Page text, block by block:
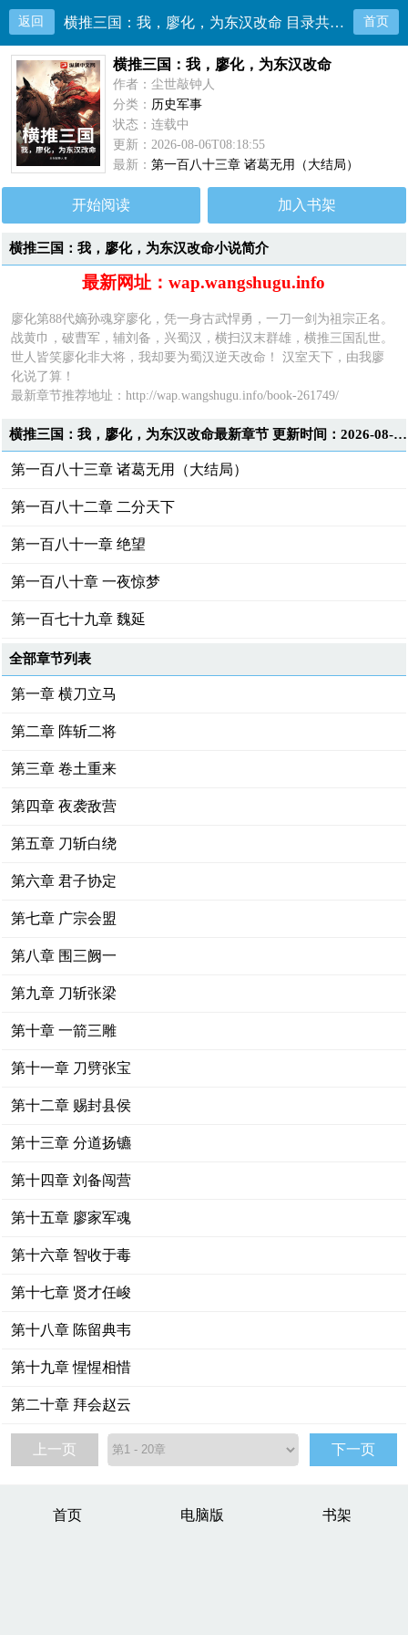
返回 横推三国：我，廖化，为东汉改命 目录共185章 首页
横推三国：我，廖化，为东汉改命
作者：尘世敲钟人
分类： 历史军事
状态：连载中
更新：2026-08-06T08:18:55
最新：第一百八十三章 诸葛无用（大结局）
开始阅读 加入书架
横推三国：我，廖化，为东汉改命小说简介
最新网址：wap.wangshugu.info
廖化第88代嫡孙魂穿廖化，凭一身古武悍勇，一刀一剑为祖宗正名。
战黄巾，破曹军，辅刘备，兴蜀汉，横扫汉末群雄，横推三国乱世。
世人皆笑廖化非大将，我却要为蜀汉逆天改命！ 汉室天下，由我廖
化说了算！
最新章节推荐地址：http://wap.wangshugu.info/book-261749/
横推三国：我，廖化，为东汉改命最新章节 更新时间：2026-08-06T08:18:55
第一百八十三章 诸葛无用（大结局）
第一百八十二章 二分天下
第一百八十一章 绝望
第一百八十章 一夜惊梦
第一百七十九章 魏延
全部章节列表
第一章 横刀立马
第二章 阵斩二将
第三章 卷土重来
第四章 夜袭敌营
第五章 刀斩白绕
第六章 君子协定
第七章 广宗会盟
第八章 围三阙一
第九章 刀斩张梁
第十章 一箭三雕
第十一章 刀劈张宝
第十二章 赐封县侯
第十三章 分道扬镳
第十四章 刘备闯营
第十五章 廖家军魂
第十六章 智收于毒
第十七章 贤才任峻
第十八章 陈留典韦
第十九章 惺惺相惜
第二十章 拜会赵云
上一页 下一页
首页 电脑版 书架